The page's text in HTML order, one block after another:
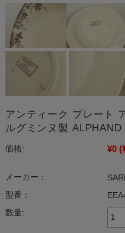
アンティーク プレート
ルグミンヌ製
価格: ¥0 (
メーカー：
型番：
数量: